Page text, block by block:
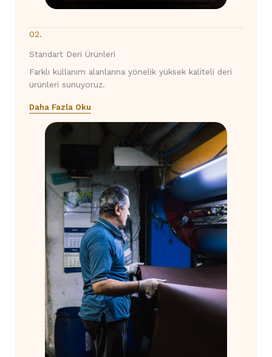
02.
Standart Deri Ürünleri
Farklı kullanım alanlarına yönelik yüksek kaliteli deri
ürünleri sunuyoruz.
Daha Fazla Oku